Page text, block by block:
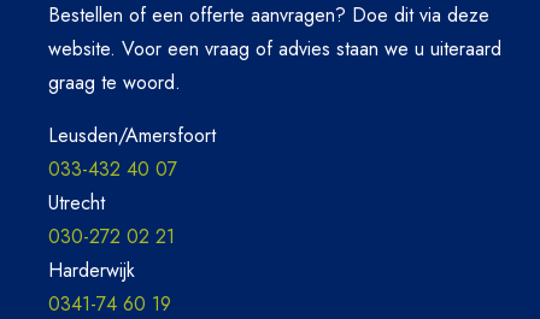
Bestellen of een offerte aanvragen? Doe dit via deze
website. Voor een vraag of advies staan we u uiteraard
graag te woord.
Leusden/Amersfoort
033-432 40 07
Utrecht
030-272 02 21
Harderwijk
0341-74 60 19